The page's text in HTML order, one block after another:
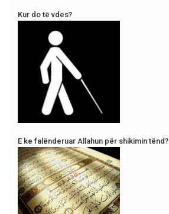
Kur do të vdes?
E ke falënderuar Allahun për shikimin tënd?